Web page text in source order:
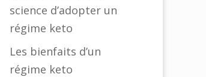
science d’adopter un
régime keto
Les bienfaits d’un
régime keto